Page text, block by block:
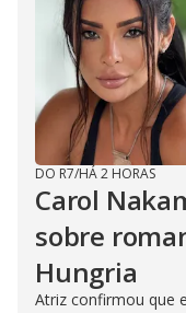
DO R7/HÁ 2 HORAS
Carol
sobre
Hungria
Atriz confirmou que